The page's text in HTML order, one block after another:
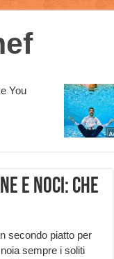
e noci: che
secondo piatto per
sempre i soliti